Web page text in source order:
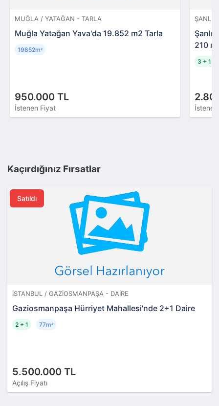
MUĞLA / YATAĞAN - TARLA
Muğla Yatağan Yava'da 19.852 m2 Tarla
950.000 TL
İstenen Fiyat
19852m²
210
3 + 1
Kaçırdığınız Fırsatlar
Satıldı
İSTANBUL / GAZIOSMANPAŞA - DAIRE
Gaziosmanpaşa Hürriyet Mahallesi'nde 2+1 Daire
5.500.000 TL
Açılış Fiyatı
2 + 1 77m²